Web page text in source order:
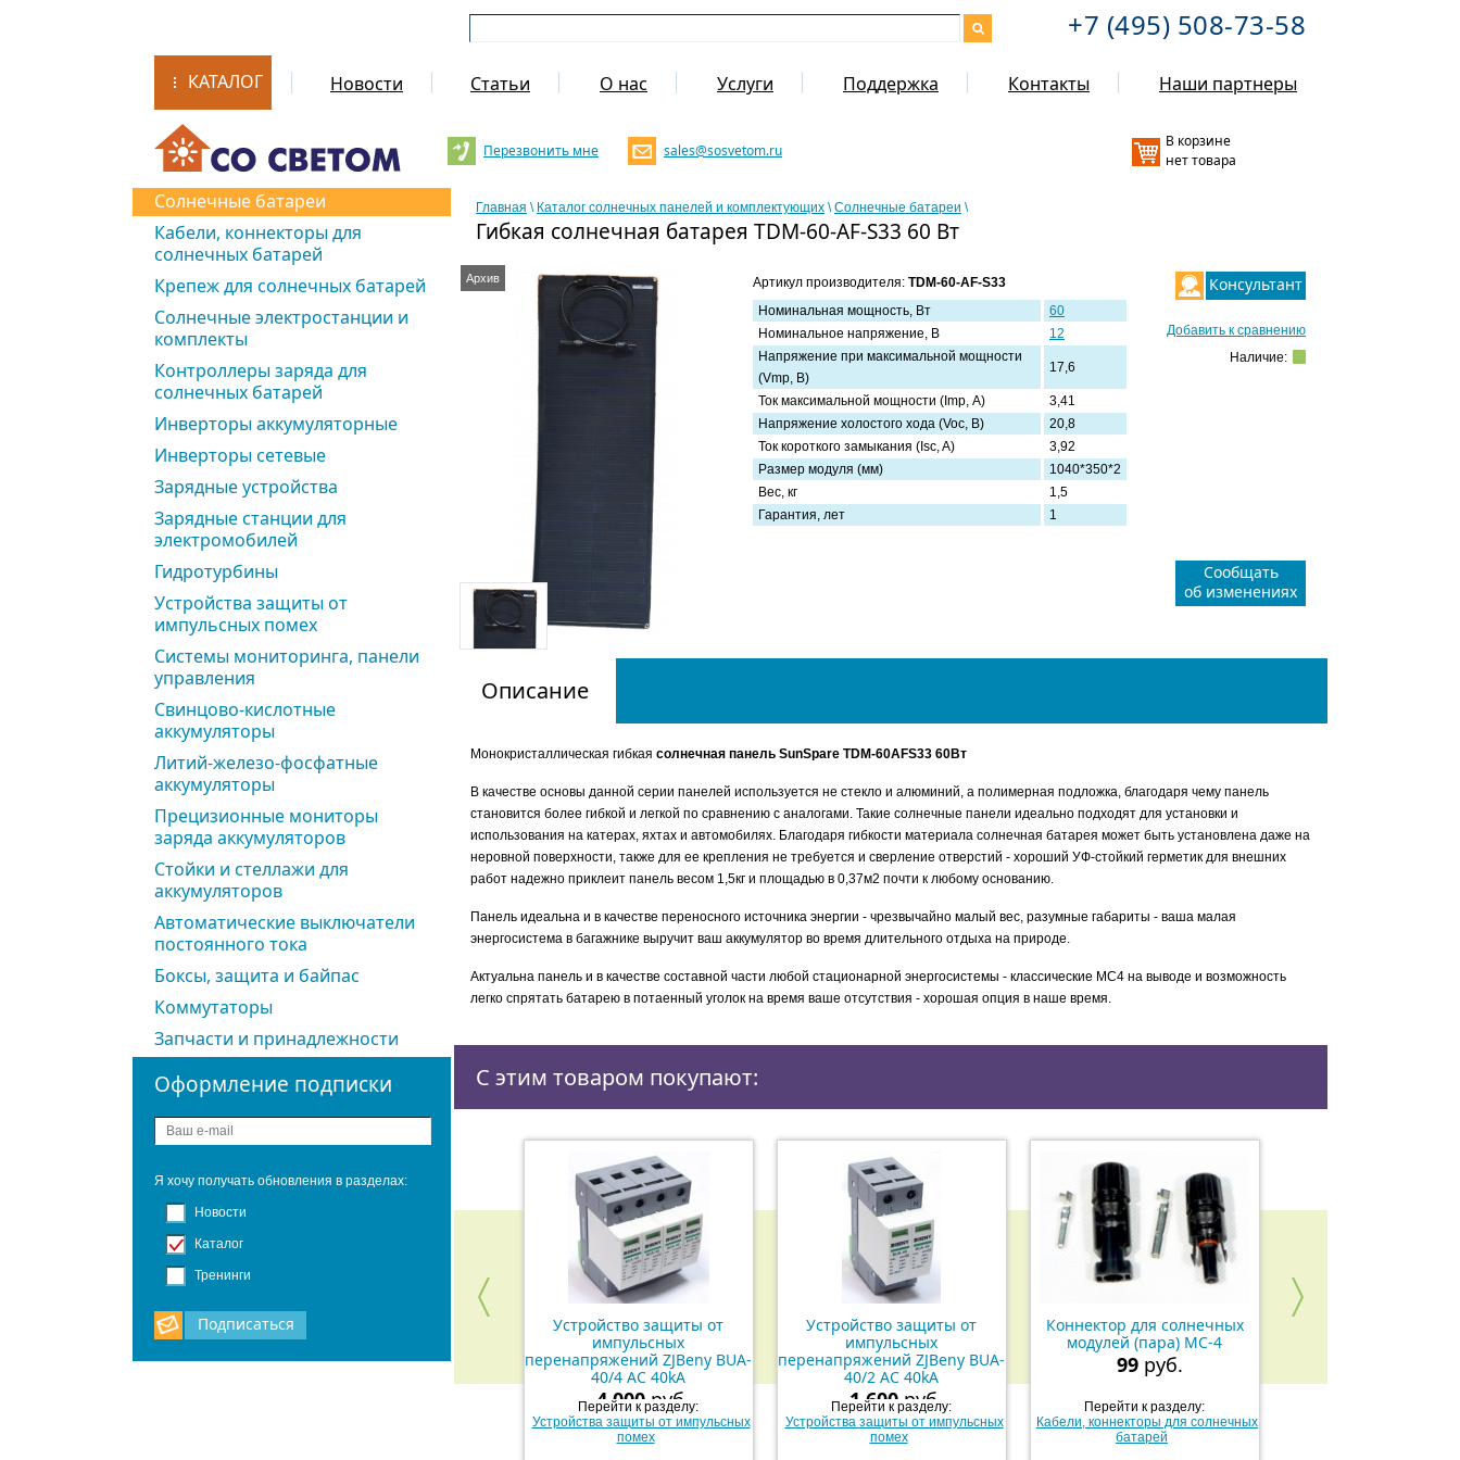
+7 (495) 508-73-58
КАТАЛОГ Новости Статьи О нас Услуги Поддержка Контакты Наши партнеры
В корзине
нет товара
Перезвонить мне sales@sosvetom.ru
Солнечные батареи
Кабели, коннекторы для
солнечных батарей
Крепеж для солнечных батарей
Солнечные электростанции и
комплекты
Контроллеры заряда для
солнечных батарей
Инверторы аккумуляторные
Инверторы сетевые
Зарядные устройства
Зарядные станции для
электромобилей
Гидротурбины
Устройства защиты от
импульсных помех
Системы мониторинга, панели
управления
Свинцово-кислотные
аккумуляторы
Литий-железо-фосфатные
аккумуляторы
Прецизионные мониторы
заряда аккумуляторов
Стойки и стеллажи для
аккумуляторов
Автоматические выключатели
постоянного тока
Боксы, защита и байпас
Коммутаторы
Запчасти и принадлежности
Оформление подписки
Я хочу получать обновления в разделах:
Новости
Каталог
Тренинги
Подписаться
Главная \ Каталог солнечных панелей и комплектующих \ Солнечные батареи \
Гибкая солнечная батарея TDM-60-AF-S33 60 Вт
Архив Консультант
Добавить к сравнению
Наличие:
Артикул производителя: TDM-60-AF-S33
Номинальная мощность, Вт
60
Номинальное напряжение, В
12
Напряжение при максимальной мощности
(Vmp, В)
17,6
Ток максимальной мощности (Imp, А)
3,41
Напряжение холостого хода (Voc, В)
20,8
Ток короткого замыкания (Isc, A)
3,92
Размер модуля (мм)
1040*350*2
Вес, кг
1,5
Гарантия, лет
1
Сообщать
об изменениях
Описание
Монокристаллическая гибкая солнечная панель SunSpare TDM-60AFS33 60Вт
В качестве основы данной серии панелей используется не стекло и алюминий, а полимерная подложка, благодаря чему панель
становится более гибкой и легкой по сравнению с аналогами. Такие солнечные панели идеально подходят для установки и
использования на катерах, яхтах и автомобилях. Благодаря гибкости материала солнечная батарея может быть установлена даже на
неровной поверхности, также для ее крепления не требуется и сверление отверстий - хороший УФ-стойкий герметик для внешних
работ надежно приклеит панель весом 1,5кг и площадью в 0,37м2 почти к любому основанию.
Панель идеальна и в качестве переносного источника энергии - чрезвычайно малый вес, разумные габариты - ваша малая
энергосистема в багажнике выручит ваш аккумулятор во время длительного отдыха на природе.
Актуальна панель и в качестве составной части любой стационарной энергосистемы - классические MC4 на выводе и возможность
легко спрятать батарею в потаенный уголок на время ваше отсутствия - хорошая опция в наше время.
С этим товаром покупают:
Устройство защиты от
импульсных
перенапряжений ZJBeny BUA-
40/4 AC 40kA
4 000руб.
Перейти к разделу:
Устройства защиты от импульсных
помех
Устройство защиты от
импульсных
перенапряжений ZJBeny BUA-
40/2 AC 40kA
1 600руб.
Перейти к разделу:
Устройства защиты от импульсных
помех
Коннектор для солнечных
модулей (пара) MC-4
99руб.
Перейти к разделу:
Кабели, коннекторы для солнечных
батарей